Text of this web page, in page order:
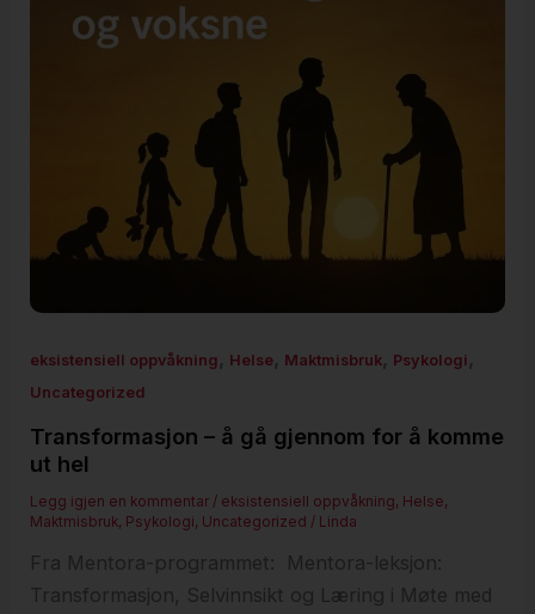
eksistensiell oppvåkning , Helse, Maktmisbruk, Psykologi ,
Uncategorized
Transformasjon – å gå gjennom for å komme
ut hel
Legg igjen en kommentar / eksistensiell oppvåkning, Helse,
Maktmisbruk, Psykologi, Uncategorized / Linda
Fra Mentora-programmet: Mentora-leksjon:
Transformasjon, Selvinnsikt og Læring i Møte med